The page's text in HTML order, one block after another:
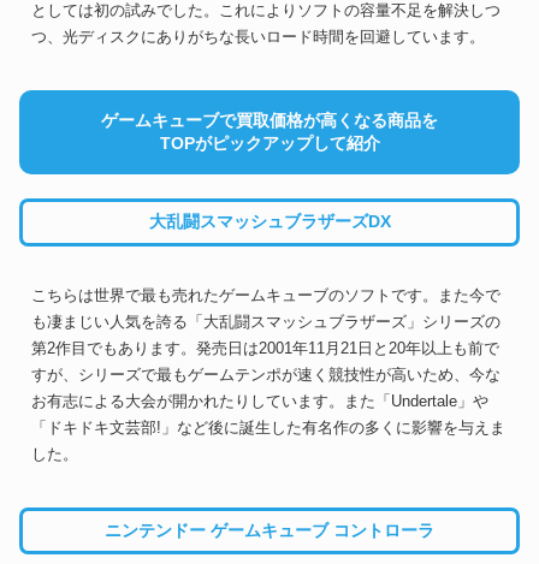
としては初の試みでした。これによりソフトの容量不足を解決しつ
つ、光ディスクにありがちな長いロード時間を回避しています。
ゲームキューブで買取価格が高くなる商品を
TOPがピックアップして紹介
大乱闘スマッシュブラザーズDX
こちらは世界で最も売れたゲームキューブのソフトです。また今で
も凄まじい人気を誇る「大乱闘スマッシュブラザーズ」シリーズの
第2作目でもあります。発売日は2001年11月21日と20年以上も前で
すが、シリーズで最もゲームテンポが速く競技性が高いため、今な
お有志による大会が開かれたりしています。また「Undertale」や
「ドキドキ文芸部!」など後に誕生した有名作の多くに影響を与えま
した。
ニンテンドー ゲームキューブ コントローラ